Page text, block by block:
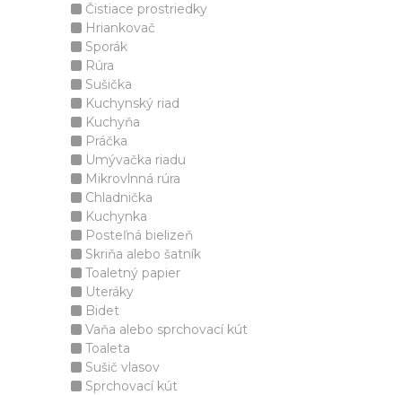
Čistiace prostriedky
Hriankovač
Sporák
Rúra
Sušička
Kuchynský riad
Kuchyňa
Práčka
Umývačka riadu
Mikrovlnná rúra
Chladnička
Kuchynka
Posteľná bielizeň
Skriňa alebo šatník
Toaletný papier
Uteráky
Bidet
Vaňa alebo sprchovací kút
Toaleta
Sušič vlasov
Sprchovací kút